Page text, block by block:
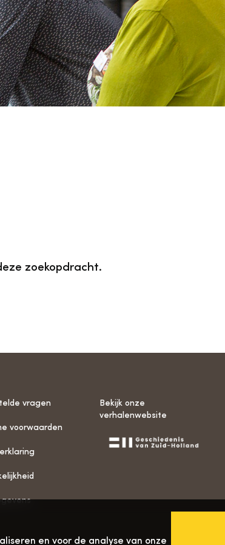
en voor de analyse van onze
Bekijk alle thema's
Ervenconsulent
Bekijk alle
Voorpagina
Bekijk meer over
zoekopdracht.
vragen
voorwaarden
Bekijk onze
verhalenwebsite